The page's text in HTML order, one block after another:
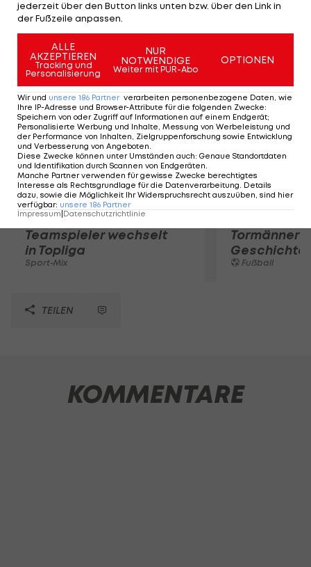
Turnier in London bestreiten.
Mehr zum Thema
Karrieresprung! ÖVV-
Teamspieler wechselt
in Topliga
Sport-Mix
Tormänner
Geschichte
Fußball
TEILEN
KOMMENTARE
jederzeit über den Button links unten bzw. über den Link in
der Fußzeile anpassen.
ALLE
AKZEPTIEREN
Tracking und
Personalisierung
NUR
NOTWENDIGE
Weiter mit PUR-Abo
OPTIONEN
Wir und unsere 186 Partner verarbeiten personenbezogene Daten, wie
Ihre IP-Adresse und Browser-Attribute für die folgenden Zwecke:
Speichern von oder Zugriff auf Informationen auf einem Endgerät;
Personalisierte Werbung und Inhalte, Messung von Werbeleistung und
der Performance von Inhalten, Zielgruppenforschung sowie Entwicklung
und Verbesserung von Angeboten.
Diese Zwecke können unter Umständen auch: Genaue Standortdaten
und Identifikation durch Scannen von Endgeräten.
Manche Partner verwenden für gewisse Zwecke berechtigtes
Interesse als Rechtsgrundlage für die Datenverarbeitung. Details
dazu, sowie die Möglichkeit Ihr Widerspruchsrecht auszuüben, sind hier
verfügbar: unsere 186 Partner
Impressum Datenschutzrichtlinie